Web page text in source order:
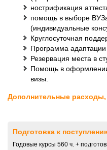
нострификация
помощь в выборе
(индивидуальные
Круглосуточная
Программа адаптации
Резервация места в
Помощь в
визы.
Дополнительные
Подготовка к
Годовые курсы 560 ч. +